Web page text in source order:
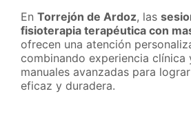
En Torrejón de Ardoz, las
fisioterapia terapéutica con
ofrecen una atención
combinando experiencia clínica
manuales avanzadas para
eficaz y duradera.